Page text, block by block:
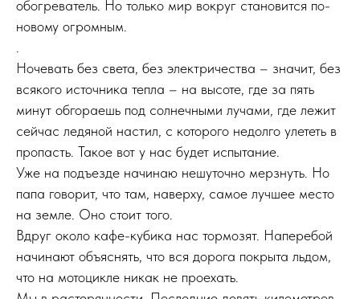
обогреватель. Но только мир вокруг становится по-
новому огромным.
Ночевать без света, без электричества – значит, без
всякого источника тепла – на высоте, где за пять
минут обгораешь под солнечными лучами, где лежит
сейчас ледяной настил, с которого недолго улететь в
пропасть. Такое вот у нас будет испытание.
Уже на подъезде начинаю нешуточно мерзнуть. Но
папа говорит, что там, наверху, самое лучшее место
на земле. Оно стоит того.
Вдруг около кафе-кубика нас тормозят. Наперебой
начинают объяснять, что вся дорога покрыта льдом,
что на мотоцикле никак не проехать.